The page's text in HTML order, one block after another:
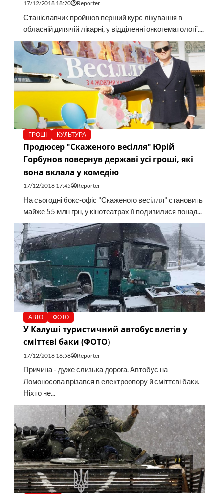
17/12/2018 18:20 Reporter
Станіславчик пройшов перший курс лікування в
обласній дитячій лікарні, у відділенні онкогематології....
ГРОШІ КУЛЬТУРА
Продюсер "Скаженого весілля" Юрій
Горбунов повернув державі усі гроші, які
вона вклала у комедію
17/12/2018 17:45 Reporter
На сьогодні бокс-офіс "Скаженого весілля" становить
майже 55 млн грн, у кінотеатрах її подивилися понад...
АВТО ФОТО
У Калуші туристичний автобус влетів у
сміттєві баки (ФОТО)
17/12/2018 16:58 Reporter
Причина - дуже слизька дорога. Автобус на
Ломоносова врізався в електроопору й сміттєві баки.
Ніхто не...